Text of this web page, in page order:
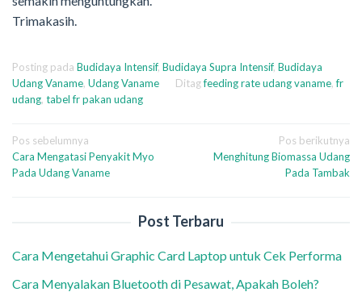
Trimakasih.
Posting pada Budidaya Intensif, Budidaya Supra Intensif, Budidaya
Udang Vaname, Udang Vaname Ditagfeeding rate udang vaname,fr
udang, tabel fr pakan udang
Navigasi
pos
Pos sebelumnya
Cara Mengatasi Penyakit Myo
Pada Udang Vaname
Pos berikutnya
Menghitung Biomassa Udang
Pada Tambak
Post Terbaru
Cara Mengetahui Graphic Card Laptop untuk Cek Performa
Cara Menyalakan Bluetooth di Pesawat, Apakah Boleh?